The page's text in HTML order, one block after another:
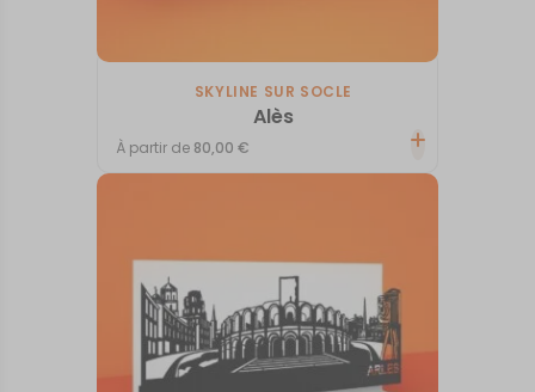
SKYLINE SUR SOCLE
Alès
À partir de 80,00€